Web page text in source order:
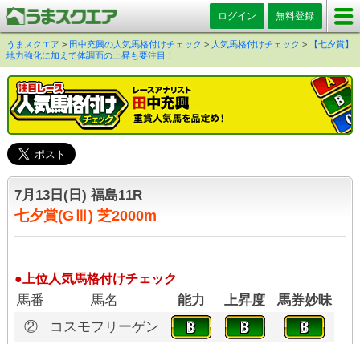
ログイン 無料登録
うまスクエア > 田中充興の人気馬格付けチェック > 人気馬格付けチェック >
【七夕賞】
地力強化に加えて体調面の上昇も要注目！
7月13日(日) 福島11R
七夕賞(GⅢ) 芝2000m
●上位人気馬格付けチェック
馬番 馬名 能力 上昇度
馬券妙味
②
コスモフリーゲン